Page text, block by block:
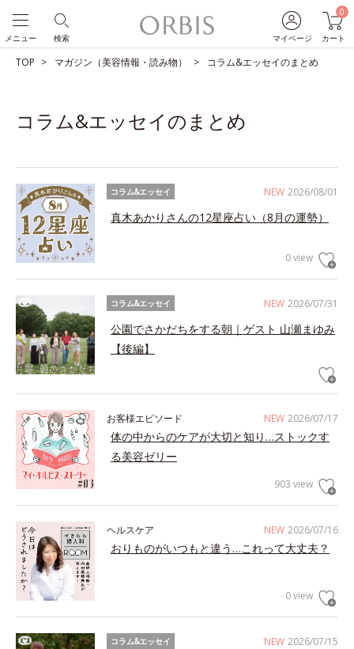
マイページ
0
カート
検索
メニュー
TOP マガジン（美容情報・読み物） コラム&エッセイのまとめ
コラム&エッセイのまとめ
NEW 2026/08/01
コラム&エッセイ
真木あかりさんの12星座占い（8月の運勢）
0 view
NEW 2026/07/31
コラム&エッセイ
公園でさかだちをする朝｜ゲスト 山瀬まゆみ
【後編】
NEW 2026/07/17
お客様エピソード
体の中からのケアが大切と知り…ストックす
る美容ゼリー
903 view
NEW 2026/07/16
ヘルスケア
おりものがいつもと違う…これって大丈夫？
0 view
NEW 2026/07/15
コラム&エッセイ